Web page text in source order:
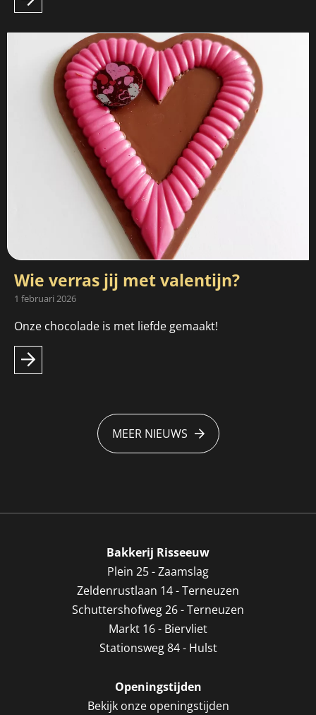
Wie verras jij met valentijn?
1 februari 2026
Onze chocolade is met liefde gemaakt!
MEER NIEUWS
Bakkerij Risseeuw
Plein 25 - Zaamslag
Zeldenrustlaan 14 - Terneuzen
Schuttershofweg 26 - Terneuzen
Markt 16 - Biervliet
Stationsweg 84 - Hulst
Openingstijden
Bekijk onze openingstijden